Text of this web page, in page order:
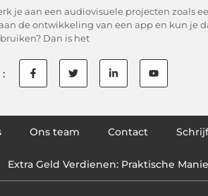
je aan een audiovisuele projecten zoals
de ontwikkeling van een app en kun je
Dan is het
Ons team Contact
Extra Geld Verdienen: Praktische